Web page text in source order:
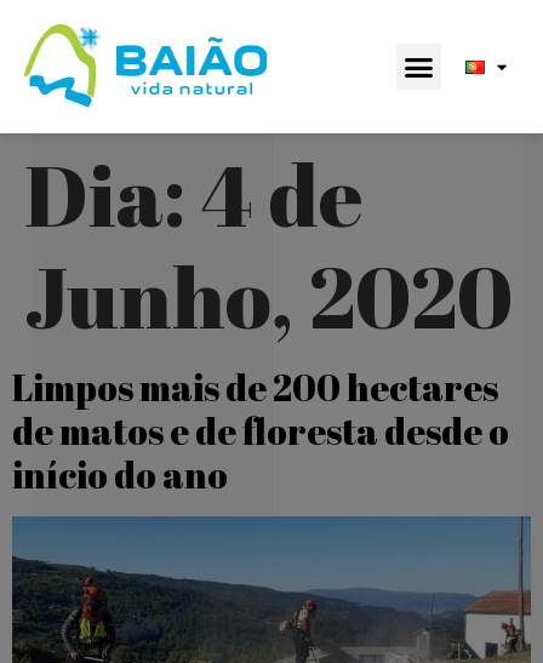
Dia:4 de
Junho, 2020
Limpos mais de 200 hectares
de matos e de floresta desde o
início do ano